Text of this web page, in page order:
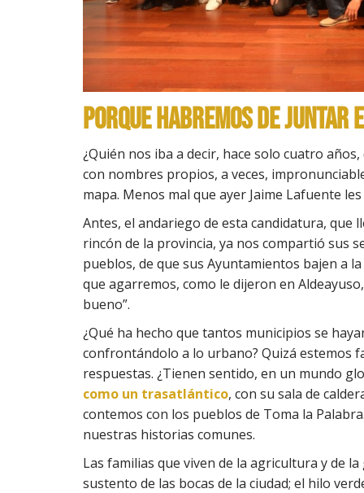
Porque habremos de juntar
¿Quién nos iba a decir, hace solo cuatro
con nombres propios, a veces,
mapa. Menos mal que ayer Jaime Lafuente
Antes, el andariego de esta candidatura, que
rincón de la provincia, ya nos compartió sus
pueblos, de que sus Ayuntamientos bajen a
que agarremos, como le dijeron en
bueno”.
¿Qué ha hecho que tantos municipios se
confrontándolo a lo urbano? Quizá estemos
respuestas. ¿Tienen sentido, en un mundo
como un trasatlántico, con su sala de
contemos con los pueblos de Toma la
nuestras historias comunes.
Las familias que viven de la agricultura y de
sustento de las bocas de la ciudad; el hilo